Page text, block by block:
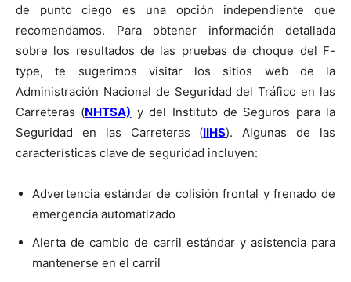
de punto ciego es una opción independiente que
recomendamos. Para obtener información detallada
sobre los resultados de las pruebas de choque del F-
type, te sugerimos visitar los sitios web de la
Administración Nacional de Seguridad del Tráfico en las
Carreteras (NHTSA) y del Instituto de Seguros para la
Seguridad en las Carreteras (IIHS). Algunas de las
características clave de seguridad incluyen:
Advertencia estándar de colisión frontal y frenado de
emergencia automatizado
Alerta de cambio de carril estándar y asistencia para
mantenerse en el carril